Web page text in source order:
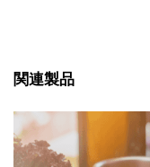
関連製品